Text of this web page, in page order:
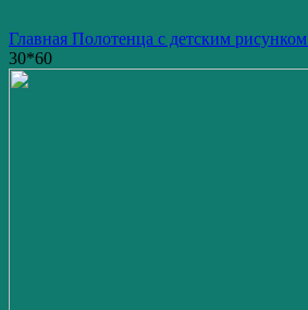
Главная Полотенца с детским рисунком
30*60